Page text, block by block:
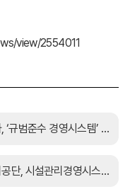
view/2554011
[ISO 37301] 한국농어촌공사, ‘규범준수 경영시스템’ 첫 국제인증… “공공기관 모범되겠다”
[ISO 41001] 여수시도시관리공단, 시설관리경영시스템(ISO 41001) 재인증 취득